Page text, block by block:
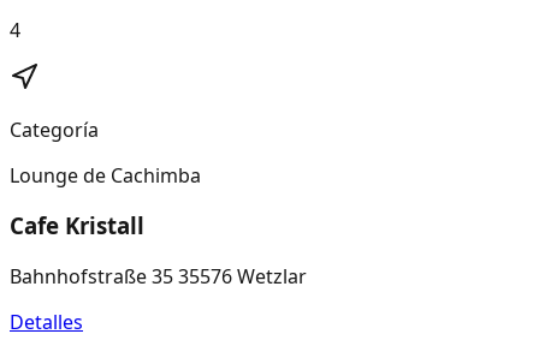
4
Categoría
Lounge de Cachimba
Cafe Kristall
Bahnhofstraße 35 35576 Wetzlar
Detalles